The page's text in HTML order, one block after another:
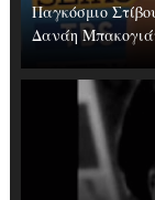
Παγκόσμιο
Δανάη